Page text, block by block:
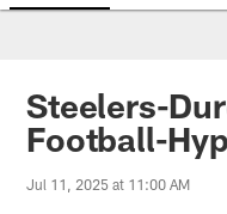
Steelers-
Football-
Jul 11, 2025 at 11:00 AM